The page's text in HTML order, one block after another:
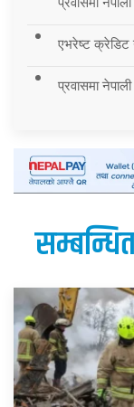
एभरेष्ट क्रेडिट
प्रवासमा